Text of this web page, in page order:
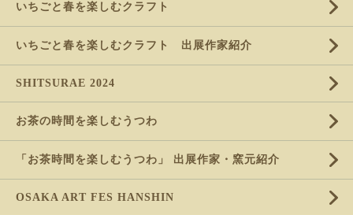
いちごと春を楽しむクラフト
いちごと春を楽しむクラフト 出展作家紹介
SHITSURAE 2024
お茶の時間を楽しむうつわ
「お茶時間を楽しむうつわ」 出展作家・窯元紹介
OSAKA ART FES HANSHIN